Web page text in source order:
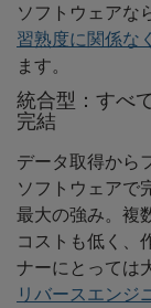
ソフトウェアな
習熟度に関係な
ます。
統合型：すべ
完結
データ取得から
ソフトウェアで
最大の強み。複
コストも低く、
ナーにとっては
リバースエンジ